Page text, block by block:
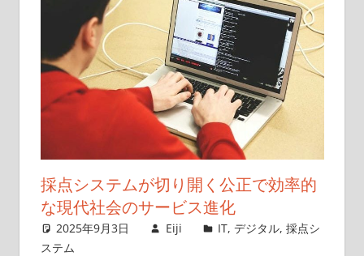
採点システムが切り開く公正で効率的
な現代社会のサービス進化
2025年9月3日 Eiji IT,デジタル,採点シ
ステム